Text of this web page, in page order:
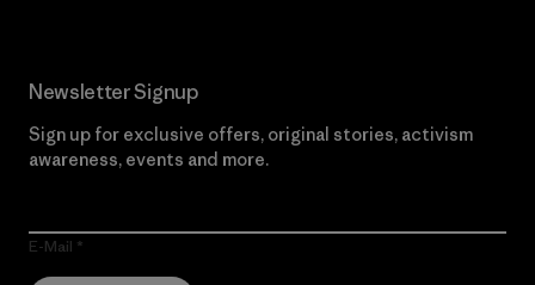
Newsletter Signup
Sign up for exclusive offers, original stories, activism
awareness, events and more.
E-Mail